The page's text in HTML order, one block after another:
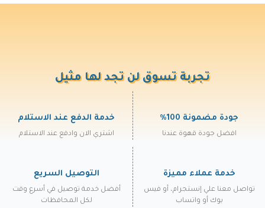
تجربة تسوق لن تجد لها مثيل
جودة مضمونة 100%
افضل جودة قهوة عندنا
خدمة الدفع عند الاستلام
اشتري الان وادفع عند الاستلام
خدمة عملاء مميزة
تواصل معنا علي إنستجرام، أو فيس
بوك أو واتساب
التوصيل السريع
أفضل خدمة توصيل في أسرع وقت
لكل المحافظات